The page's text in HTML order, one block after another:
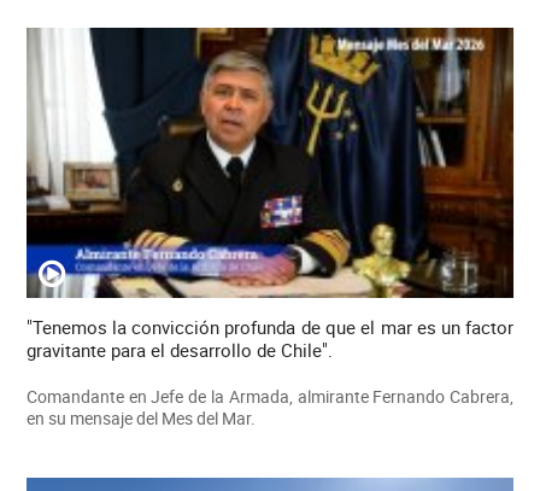
"Tenemos la convicción profunda de que el mar es un factor
gravitante para el desarrollo de Chile".
Comandante en Jefe de la Armada, almirante Fernando Cabrera,
en su mensaje del Mes del Mar.